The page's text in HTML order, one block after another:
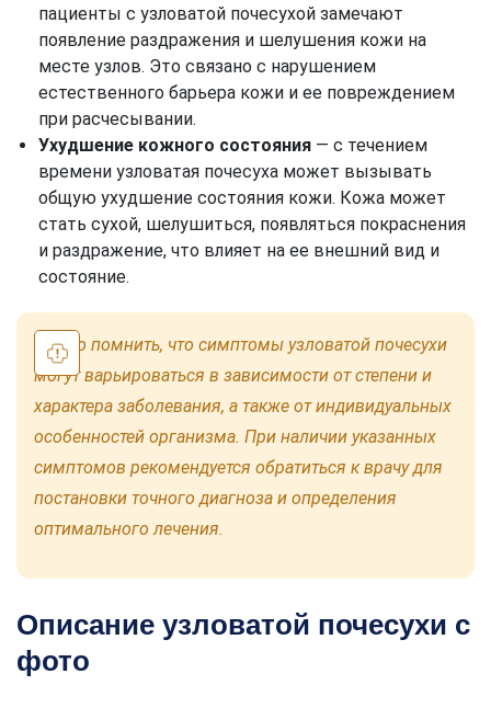
пациенты с узловатой почесухой замечают
появление раздражения и шелушения кожи на
месте узлов. Это связано с нарушением
естественного барьера кожи и ее повреждением
при расчесывании.
Ухудшение кожного состояния — с течением
времени узловатая почесуха может вызывать
общую ухудшение состояния кожи. Кожа может
стать сухой, шелушиться, появляться покраснения
и раздражение, что влияет на ее внешний вид и
состояние.
Важно помнить, что симптомы узловатой почесухи
могут варьироваться в зависимости от степени и
характера заболевания, а также от индивидуальных
особенностей организма. При наличии указанных
симптомов рекомендуется обратиться к врачу для
постановки точного диагноза и определения
оптимального лечения.
Описание узловатой почесухи с
фото